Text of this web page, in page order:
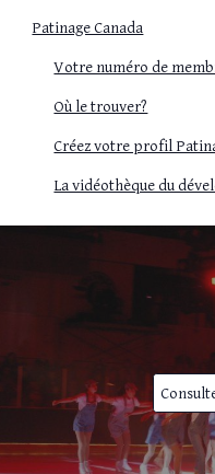
Patinage Canada
Votre numéro de
Où le trouver?
Créez votre profil
La vidéothèque du